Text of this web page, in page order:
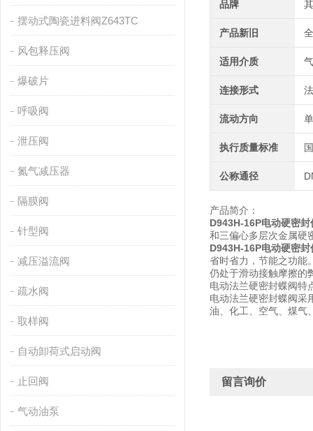
摆动式陶瓷进料阀Z643TC
风包释压阀
爆破片
呼吸阀
泄压阀
氮气减压器
隔膜阀
针型阀
减压溢流阀
疏水阀
取样阀
自动卸荷式启动阀
止回阀
气动油泵
品牌
产品新旧
适用介质
连接形式
流动方向
执行质量标准
公称通径
产品简介：
D943H-16P电动硬密
和三偏心多层次金属硬
D943H-16P电动硬密
省时省力，节能之功能
仍处于滑动接触摩擦的
电动法兰硬密封蝶阀特
电动法兰硬密封蝶阀采
油、化工、空气、煤气
留言询价